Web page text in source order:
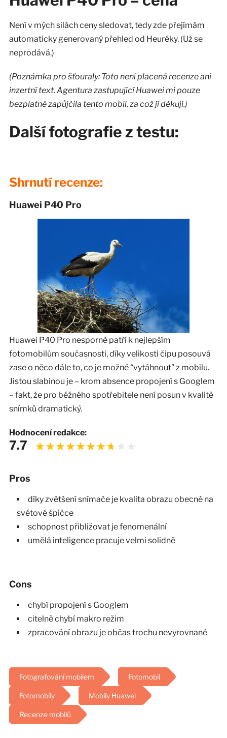
Není v mých silách ceny sledovat, tedy zde přejímám
automaticky generovaný přehled od Heuréky. (Už se
neprodává.)
(Poznámka pro šťouraly: Toto není placená recenze ani
inzertní text. Agentura zastupující Huawei mi pouze
bezplatně zapůjčila tento mobil, za což jí děkuji.)
Další fotografie z testu:
Shrnutí recenze:
Huawei P40 Pro
Huawei P40 Pro nesporně patří k nejlepším
fotomobilům současnosti, díky velikosti čipu posouvá
zase o něco dále to, co je možné “vytáhnout” z mobilu.
Jistou slabinou je – krom absence propojení s Googlem
– fakt, že pro běžného spotřebitele není posun v kvalitě
snímků dramatický.
Hodnocení redakce:
7.7
Pros
díky zvětšení snímače je kvalita obrazu obecně na
světové špičce
schopnost přibližovat je fenomenální
umělá inteligence pracuje velmi solidně
Cons
chybí propojení s Googlem
citelně chybí makro režim
zpracování obrazu je občas trochu nevyrovnané
Fotografování mobilem Fotomobil
Fotomobily Mobily Huawei
Recenze mobilů